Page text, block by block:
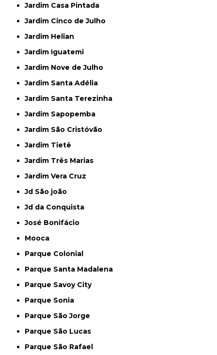
Jardim Casa Pintada
Jardim Cinco de Julho
Jardim Helian
Jardim Iguatemi
Jardim Nove de Julho
Jardim Santa Adélia
Jardim Santa Terezinha
Jardim Sapopemba
Jardim São Cristóvão
Jardim Tietê
Jardim Três Marias
Jardim Vera Cruz
Jd São joão
Jd da Conquista
José Bonifácio
Mooca
Parque Colonial
Parque Santa Madalena
Parque Savoy City
Parque Sonia
Parque São Jorge
Parque São Lucas
Parque São Rafael